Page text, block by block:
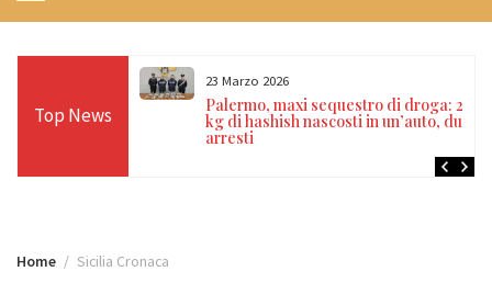
Top News
di droga: 20
un’auto, due
23 Marzo 2026
Marineo, rissa in centro: quattro
denunciati dopo una lite degenerata
tra giovani
Home Sicilia Cronaca